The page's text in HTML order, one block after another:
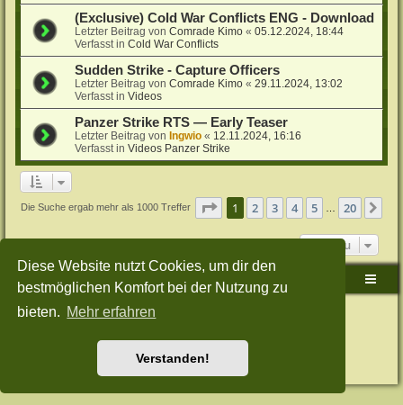
Diese Website nutzt Cookies, um dir den
bestmöglichen Komfort bei der Nutzung zu
bieten. Mehr erfahren
Verstanden!
(Exclusive) Cold War Conflicts ENG - Download
Letzter Beitrag vonComrade Kimo «05.12.2024, 18:44
Verfasst inCold War Conflicts
Sudden Strike - Capture Officers
Letzter Beitrag vonComrade Kimo «29.11.2024, 13:02
Verfasst inVideos
Panzer Strike RTS — Early Teaser
Letzter Beitrag vonIngwio « 12.11.2024, 16:16
Verfasst inVideos Panzer Strike
Die Suche ergab mehr als 1000 Treffer Seite 1von 20
1 2 3 4 5 20
Gehe zu
Sudden-Strike-Maps.de Hauptseite Foren-Übersicht
Powered byphpBB® Forum Software © phpBB Limited
Style: Green-Style-Split by Joyce&LunaphpBB-Style-Design
Nutzungsbedingungen